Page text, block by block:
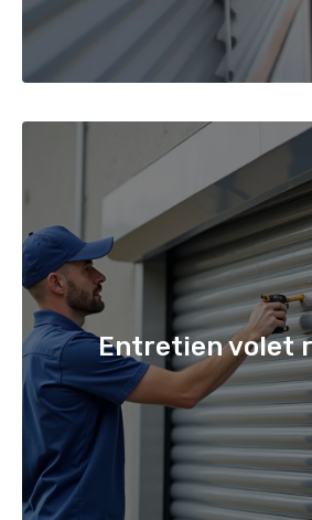
Entretien volet